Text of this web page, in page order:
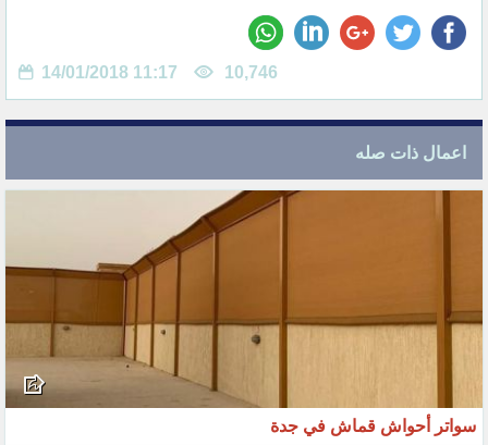
14/01/2018 11:17 10,746
اعمال ذات صله
سواتر أحواش قماش في جدة